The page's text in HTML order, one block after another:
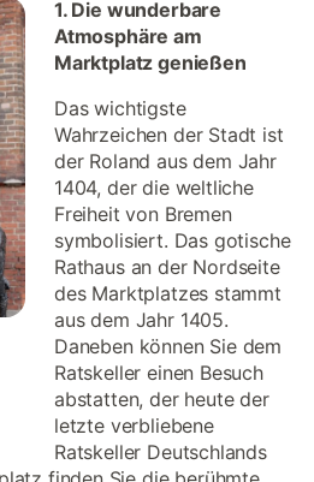
1. Die wunderbare
Atmosphäre am
Marktplatz genießen
Das wichtigste
Wahrzeichen der Stadt ist
der Roland aus dem Jahr
1404, der die weltliche
Freiheit von Bremen
symbolisiert. Das gotische
Rathaus an der Nordseite
des Marktplatzes stammt
aus dem Jahr 1405.
Daneben können Sie dem
Ratskeller einen Besuch
abstatten, der heute der
letzte verbliebene
Ratskeller Deutschlands